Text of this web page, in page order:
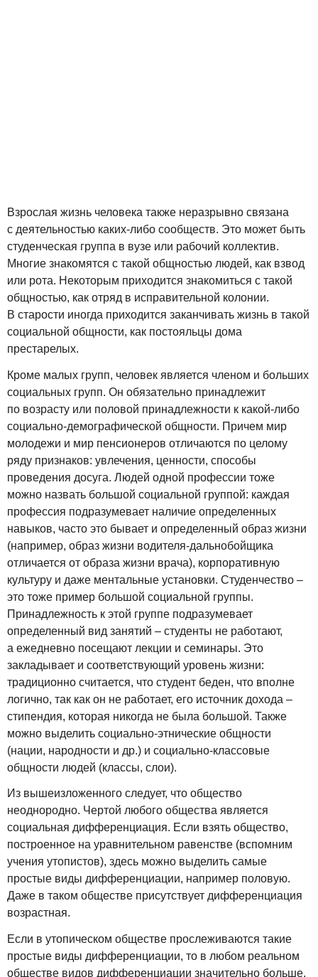
Взрослая жизнь человека также неразрывно связана
с деятельностью каких-либо сообществ. Это может быть
студенческая группа в вузе или рабочий коллектив.
Многие знакомятся с такой общностью людей, как взвод
или рота. Некоторым приходится знакомиться с такой
общностью, как отряд в исправительной колонии.
В старости иногда приходится заканчивать жизнь в такой
социальной общности, как постояльцы дома
престарелых.
Кроме малых групп, человек является членом и больших
социальных групп. Он обязательно принадлежит
по возрасту или половой принадлежности к какой-либо
социально-демографической общности. Причем мир
молодежи и мир пенсионеров отличаются по целому
ряду признаков: увлечения, ценности, способы
проведения досуга. Людей одной профессии тоже
можно назвать большой социальной группой: каждая
профессия подразумевает наличие определенных
навыков, часто это бывает и определенный образ жизни
(например, образ жизни водителя-дальнобойщика
отличается от образа жизни врача), корпоративную
культуру и даже ментальные установки. Студенчество –
это тоже пример большой социальной группы.
Принадлежность к этой группе подразумевает
определенный вид занятий – студенты не работают,
а ежедневно посещают лекции и семинары. Это
закладывает и соответствующий уровень жизни:
традиционно считается, что студент беден, что вполне
логично, так как он не работает, его источник дохода –
стипендия, которая никогда не была большой. Также
можно выделить социально-этнические общности
(нации, народности и др.) и социально-классовые
общности людей (классы, слои).
Из вышеизложенного следует, что общество
неоднородно. Чертой любого общества является
социальная дифференциация. Если взять общество,
построенное на уравнительном равенстве (вспомним
учения утопистов), здесь можно выделить самые
простые виды дифференциации, например половую.
Даже в таком обществе присутствует дифференциация
возрастная.
Если в утопическом обществе прослеживаются такие
простые виды дифференциации, то в любом реальном
обществе видов дифференциации значительно больше.